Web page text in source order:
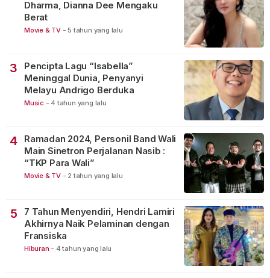
Dharma, Dianna Dee Mengaku
Berat
Movie & TV - 5 tahun yang lalu
3
Pencipta Lagu “Isabella”
Meninggal Dunia, Penyanyi
Melayu Andrigo Berduka
Music - 4 tahun yang lalu
4
Ramadan 2024, Personil Band Wali
Main Sinetron Perjalanan Nasib :
“TKP Para Wali”
Movie & TV - 2 tahun yang lalu
5
7 Tahun Menyendiri, Hendri Lamiri
Akhirnya Naik Pelaminan dengan
Fransiska
Hiburan - 4 tahun yang lalu